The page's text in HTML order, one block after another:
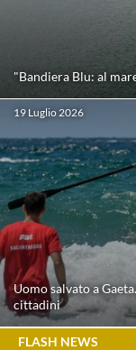
Videogallery
Intranet
Webmail
Contatti
Mappa del sito
"Bandiera Blu: al
19 Luglio 2026
Uomo salvato a
cittadini
FLASH NEWS